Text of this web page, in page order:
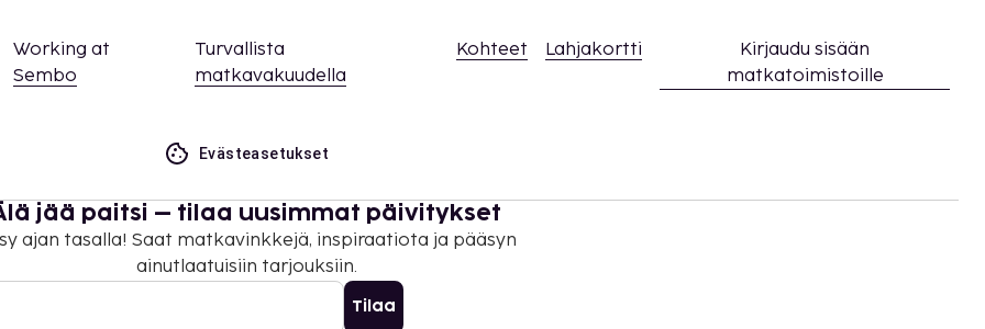
Working at
Sembo
Turvallista
matkavakuudella
Kohteet Lahjakortti
Kirjaudu sisään
matkatoimistoille
Evästeasetukset
jää paitsi – tilaa uusimmat päivitykset
ajan tasalla! Saat matkavinkkejä, inspiraatiota ja pääsyn
ainutlaatuisiin tarjouksiin.
Tilaa